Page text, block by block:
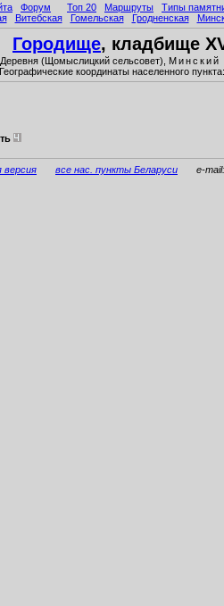
Форум Топ 20 Маршруты
Типы
Витебская Гомельская Гродненская
Городище, кладбище
Деревня (Щомыслицкий сельсовет), Минский
Географические координаты населенного
версия все нас. пункты Беларуси e-